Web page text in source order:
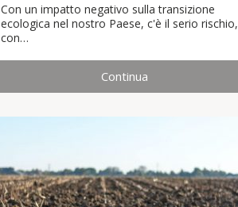
Con un impatto negativo sulla transizione
ecologica nel nostro Paese, c'è il serio rischio,
con…
Continua